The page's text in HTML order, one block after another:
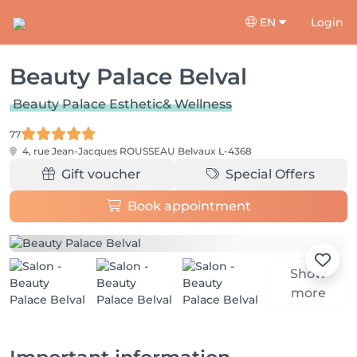
EN Login
Beauty Palace Belval
Beauty Palace Esthetic& Wellness
77
4, rue Jean-Jacques ROUSSEAU Belvaux L-4368
Gift voucher Special Offers
Book appointment
Show
more